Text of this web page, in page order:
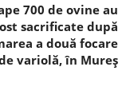
700 de ovine au
sacrificate după
a două focare
variolă, în Mureș